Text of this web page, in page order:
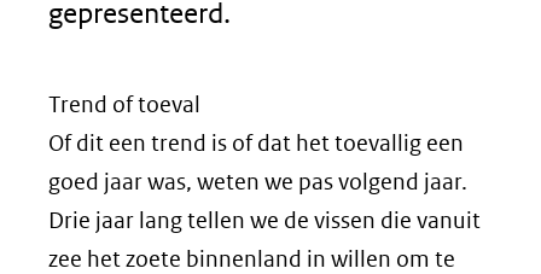
gepresenteerd.
Trend of toeval
Of dit een trend is of dat het toevallig een
goed jaar was, weten we pas volgend jaar.
Drie jaar lang tellen we de vissen die vanuit
zee het zoete binnenland in willen om te